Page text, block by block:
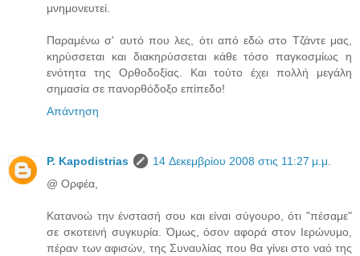
μνημονευτεί.
Παραμένω σ' αυτό που λες, ότι από εδώ στο Τζάντε μας,
κηρύσσεται και διακηρύσσεται κάθε τόσο παγκοσμίως η
ενότητα της Ορθοδοξίας. Και τούτο έχει πολλή μεγάλη
σημασία σε πανορθόδοξο επίπεδο!
Απάντηση
P. Kapodistrias
14 Δεκεμβρίου 2008 στις 11:27 μ.μ.
@ Ορφέα,
Κατανοώ την ένστασή σου και είναι σύγουρο, ότι "πέσαμε"
σε σκοτεινή συγκυρία. Όμως, όσον αφορά στον Ιερώνυμο,
πέραν των αφισών, της Συναυλίας που θα γίνει στο ναό της